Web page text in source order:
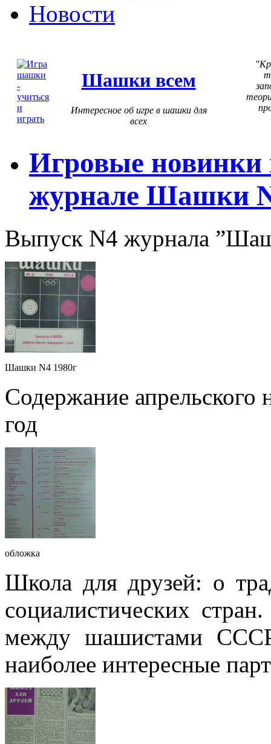
Новости
Шашки всем
Интересное об игре в шашки для
всех
Игровые новинки
журнале Шашки
Выпуск N4 журнала
Шашки N4 1980г
Содержание
год
обложка
Школа для друзей: о
социалистических
между шашистами
наиболее интересные